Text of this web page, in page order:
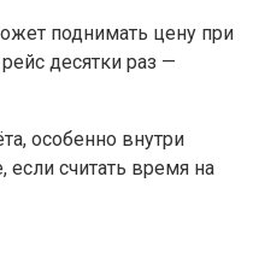
поднимать цену при
десятки раз —
особенно внутри
считать время на